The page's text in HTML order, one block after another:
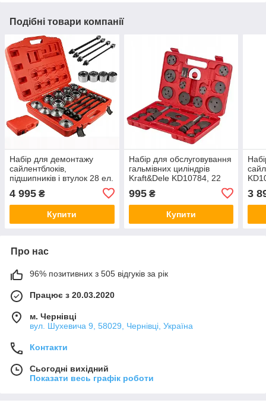
Подібні товари компанії
Набір для демонтажу
сайлентблоків,
підшипників і втулок 28 ел.
S10974
4 995 ₴
Купити
Набір для обслуговування
гальмівних циліндрів
Kraft&Dele KD10784, 22
995₴
Купити
3
Про нас
96% позитивних з 505 відгуків за рік
Працює з 20.03.2020
м. Чернівці
вул. Шухевича 9, 58029, Чернівці, Україна
Контакти
Сьогодні вихідний
Показати весь графік роботи